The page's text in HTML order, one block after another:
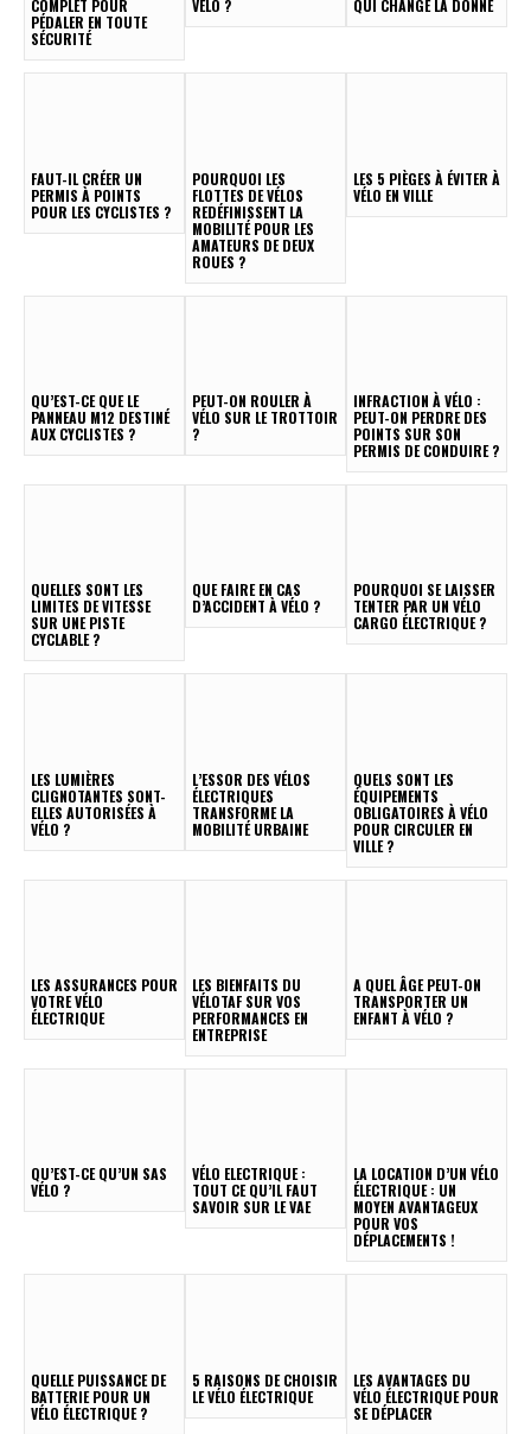
COMPLET POUR
PÉDALER EN TOUTE
SÉCURITÉ
VÉLO ? QUI CHANGE LA DONNE
FAUT-IL CRÉER UN
PERMIS À POINTS
POUR LES CYCLISTES ?
POURQUOI LES
FLOTTES DE VÉLOS
REDÉFINISSENT LA
MOBILITÉ POUR LES
AMATEURS DE DEUX
ROUES ?
LES 5 PIÈGES À ÉVITER À
VÉLO EN VILLE
QU’EST-CE QUE LE
PANNEAU M12 DESTINÉ
AUX CYCLISTES ?
PEUT-ON ROULER À
VÉLO SUR LE TROTTOIR
?
INFRACTION À VÉLO :
PEUT-ON PERDRE DES
POINTS SUR SON
PERMIS DE CONDUIRE ?
QUELLES SONT LES
LIMITES DE VITESSE
SUR UNE PISTE
CYCLABLE ?
QUE FAIRE EN CAS
D’ACCIDENT À VÉLO ?
POURQUOI SE LAISSER
TENTER PAR UN VÉLO
CARGO ÉLECTRIQUE ?
LES LUMIÈRES
CLIGNOTANTES SONT-
ELLES AUTORISÉES À
VÉLO ?
L’ESSOR DES VÉLOS
ÉLECTRIQUES
TRANSFORME LA
MOBILITÉ URBAINE
QUELS SONT LES
ÉQUIPEMENTS
OBLIGATOIRES À VÉLO
POUR CIRCULER EN
VILLE ?
LES ASSURANCES POUR
VOTRE VÉLO
ÉLECTRIQUE
LES BIENFAITS DU
VÉLOTAF SUR VOS
PERFORMANCES EN
ENTREPRISE
A QUEL ÂGE PEUT-ON
TRANSPORTER UN
ENFANT À VÉLO ?
QU’EST-CE QU’UN SAS
VÉLO ?
VÉLO ELECTRIQUE :
TOUT CE QU’IL FAUT
SAVOIR SUR LE VAE
LA LOCATION D’UN VÉLO
ÉLECTRIQUE : UN
MOYEN AVANTAGEUX
POUR VOS
DÉPLACEMENTS !
QUELLE PUISSANCE DE
BATTERIE POUR UN
VÉLO ÉLECTRIQUE ?
5 RAISONS DE CHOISIR
LE VÉLO ÉLECTRIQUE
LES AVANTAGES DU
VÉLO ÉLECTRIQUE POUR
SE DÉPLACER